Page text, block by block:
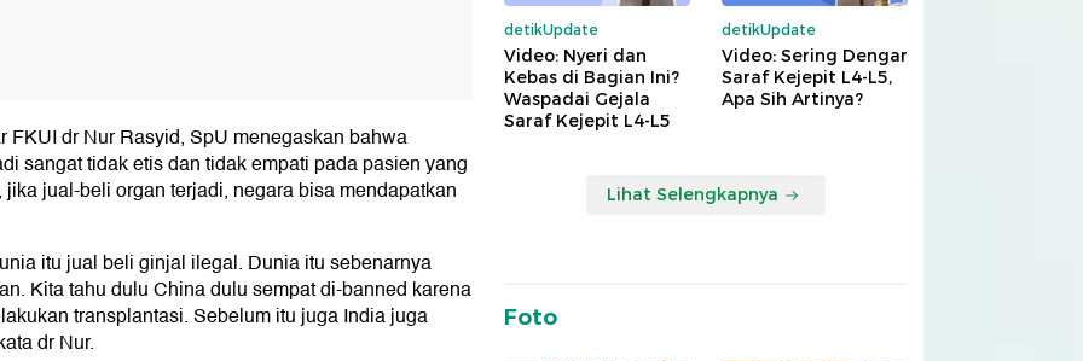
FKUI dr Nur Rasyid, SpU menegaskan bahwa
sangat tidak etis dan tidak empati pada pasien yang
jual-beli organ terjadi, negara bisa mendapatkan
itu jual beli ginjal ilegal. Dunia itu sebenarnya
Kita tahu dulu China dulu sempat di-banned karena
transplantasi. Sebelum itu juga India juga
dr Nur.
detikUpdate
Video: Nyeri dan
Kebas di Bagian Ini?
Waspadai Gejala
Saraf Kejepit L4-L5
detikUpdate
Video: Sering Dengar
Saraf Kejepit L4-L5,
Apa Sih Artinya?
Lihat Selengkapnya
Foto